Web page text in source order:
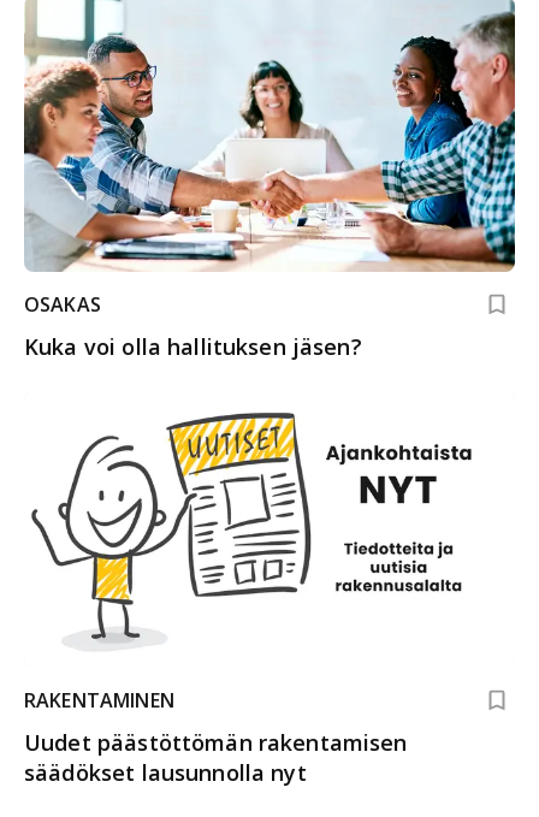
OSAKAS
Kuka voi olla hallituksen jäsen?
RAKENTAMINEN
Uudet päästöttömän rakentamisen
säädökset lausunnolla nyt